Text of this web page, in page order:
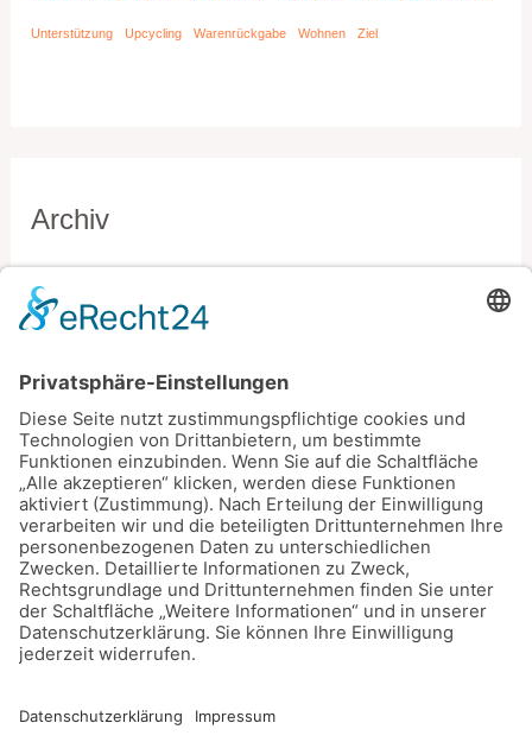
Unterstützung Upcycling Warenrückgabe Wohnen Ziel
Archiv